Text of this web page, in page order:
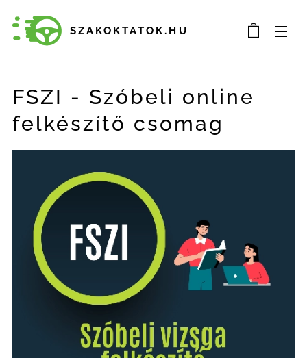
SZAKOKTATOK.HU
FSZI - Szóbeli online
felkészítő csomag